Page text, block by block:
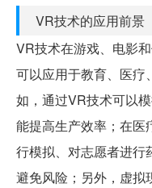
VR技术的应用前景
VR技术在游戏、电影
可以应用于教育、医疗
如，通过VR技术可以
能提高生产效率；在医
行模拟、对志愿者进行
避免风险；另外，虚拟